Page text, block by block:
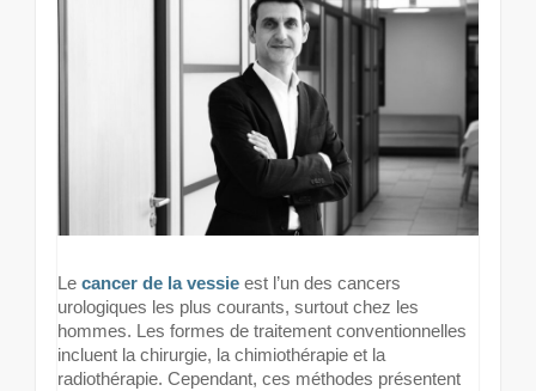
Le cancer de la vessie est l’un des cancers
urologiques les plus courants, surtout chez les
hommes. Les formes de traitement conventionnelles
incluent la chirurgie, la chimiothérapie et la
radiothérapie. Cependant, ces méthodes présentent